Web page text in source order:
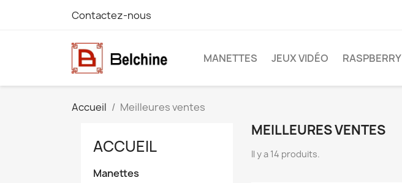
Contactez-nous
MANETTES JEUX VIDÉO RASPBERRY
Accueil Meilleures ventes
ACCUEIL
Manettes
MEILLEURES VENTES
Il y a 14 produits.